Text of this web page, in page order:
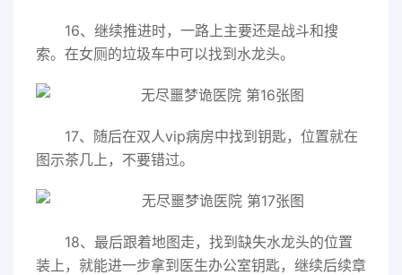
16、继续推进时，一路上主要还是战斗和搜
索。在女厕的垃圾车中可以找到水龙头。
17、随后在双人vip病房中找到钥匙，位置就在
图示茶几上，不要错过。
18、最后跟着地图走，找到缺失水龙头的位置
装上，就能进一步拿到医生办公室钥匙，继续后续章